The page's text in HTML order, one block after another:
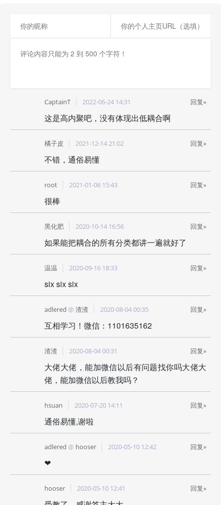
CaptainT 2022-06-24 14:31 回复»
这是高内聚吧，没有体现出低耦合啊
橘子皮 2021-12-14 21:02 回复»
不错，通俗易懂
root 2021-01-06 15:43 回复»
很棒
黑化肥 2020-10-14 16:56 回复»
如果能把耦合的所有分类都讲一遍就好了
温温 2020-09-16 18:33 回复»
six six six
adlered @ 渣渣 2020-08-04 00:35 回复»
互相学习！微信：1101635162
渣渣 2020-08-04 00:31 回复»
大佬大佬，能加微信以后有问题找你吗大佬大
佬，能加微信以后教我吗？
hsuan 2020-07-20 14:11 回复»
通俗易懂,谢啦
adlered @ hooser 2020-05-10 12:42 回复»
❤️
hooser 2020-05-10 12:41 回复»